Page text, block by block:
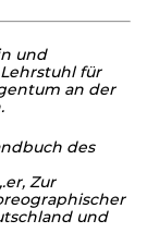
und
für
an der
des
Zur
und